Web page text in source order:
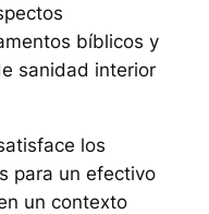
bíblicos y
sanidad interior
los
para un efectivo
un contexto